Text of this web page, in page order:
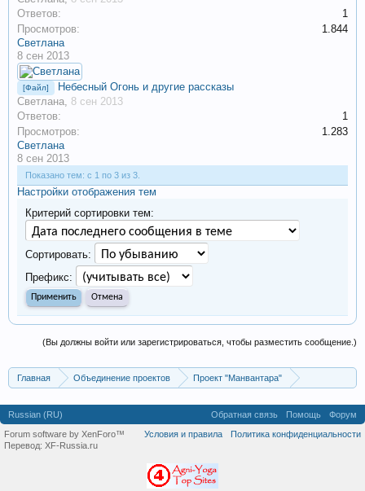
Ответов:
1
Просмотров:
1.844
Светлана
8 сен 2013
[Файл]
Небесный Огонь и другие рассказы
Светлана, 8 сен 2013
Ответов:
1
Просмотров:
1.283
Светлана
8 сен 2013
Показано тем: с 1 по 3 из 3.
Настройки отображения тем
Критерий сортировки тем:
Сортировать:
Префикс:
(Вы должны войти или зарегистрироваться, чтобы разместить сообщение.)
Главная Объединение проектов
Проект "Манвантара"
Russian (RU) Обратная связь Помощь
Форум
Условия и правила
Политика конфиденциальности
Forum software by XenForo™
Перевод: XF-Russia.ru